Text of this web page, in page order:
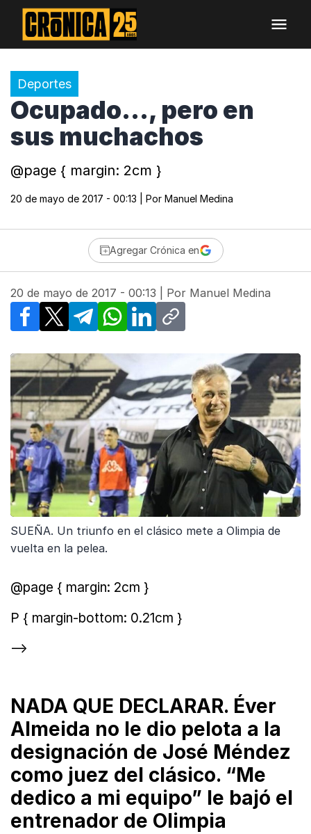
Deportes
Ocupado..., pero en
sus muchachos
@page { margin: 2cm }
20 de mayo de 2017 - 00:13 | Por Manuel Medina
Agregar Crónica en
20 de mayo de 2017 - 00:13 | Por Manuel Medina
Facebook
X TelegramWhatsApp
LinkedInCopy link
SUEÑA. Un triunfo en el clásico mete a Olimpia de
vuelta en la pelea.
@page { margin: 2cm }
P { margin-bottom: 0.21cm }
-->
NADA QUE DECLARAR. Éver
Almeida no le dio pelota a la
designación de José Méndez
como juez del clásico. “Me
dedico a mi equipo” le bajó el
entrenador de Olimpia